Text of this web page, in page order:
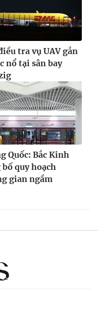
tra vụ UAV gắn
nổ tại sân bay
Quốc: Bắc Kinh
bố quy hoạch
gian ngầm